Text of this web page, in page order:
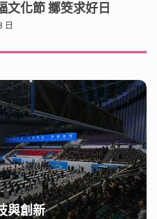
文化節 擲筊求好日
日
與創新